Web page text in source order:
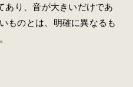
あり、音が大きいだけであ
ものとは、明確に異なるも